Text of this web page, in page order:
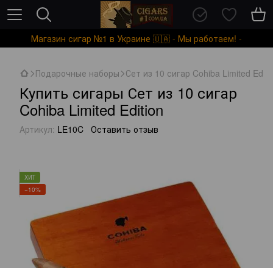
Магазин сигар №1 в Украине 🇺🇦 - Мы работаем! -
Подарочные наборы Сет из 10 сигар Cohiba Limited
Купить сигары Сет из 10 сигар
Cohiba Limited Edition
Артикул: LE10C Оставить отзыв
ХИТ
−10%